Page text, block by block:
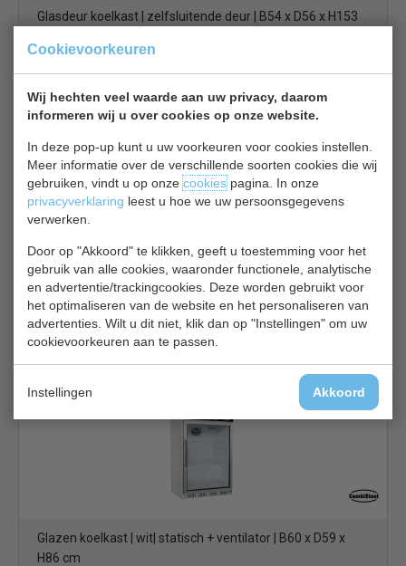
Cookievoorkeuren
Wij hechten veel waarde aan uw privacy, daarom
informeren wij u over cookies op onze website.
In deze pop-up kunt u uw voorkeuren voor cookies instellen.
Meer informatie over de verschillende soorten cookies die wij
gebruiken, vindt u op onzecookiespagina. In onze
privacyverklaring leest u hoe we uw persoonsgegevens
verwerken.
Door op "Akkoord" te klikken, geeft u toestemming voor het
gebruik van alle cookies, waaronder functionele, analytische
en advertentie/trackingcookies. Deze worden gebruikt voor
het optimaliseren van de website en het personaliseren van
advertenties. Wilt u dit niet, klik dan op "Instellingen" om uw
cookievoorkeuren aan te passen.
Instellingen Akkoord
Glasdeur koelkast | zelfsluitende deur | B54 x D56 x H153
Koelkast glasdeur bekijken
Combisteel 7455.1384
Koelfrigo | glazen deur | 36 cm smal model | zwart | B36 x
€ 735,00
€ 529,00
Combisteel 7450.0552
Glazen koelkast | wit| statisch + ventilator | B60 x D59 x
H86 cm